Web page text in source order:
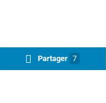
Partager 7